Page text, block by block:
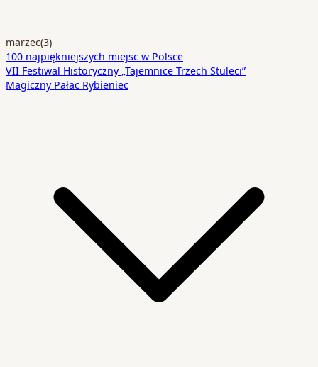
marzec(3)
100 najpiękniejszych miejsc w Polsce
VII Festiwal Historyczny „Tajemnice Trzech Stuleci”
Magiczny Pałac Rybieniec